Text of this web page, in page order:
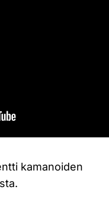
kamanoiden